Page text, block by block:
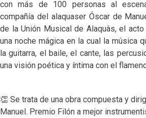
con más de 100 personas al
compañía del alaquaser Óscar de
de la Unión Musical de Alaquàs, el
una noche mágica en la cual la música
la guitarra, el baile, el cante, las
una visión poética y íntima con el
👏 Se trata de una obra compuesta y
Manuel. Premio Filón a mejor